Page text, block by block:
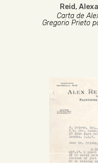
Reid,
Carta de
Gregorio Prieto